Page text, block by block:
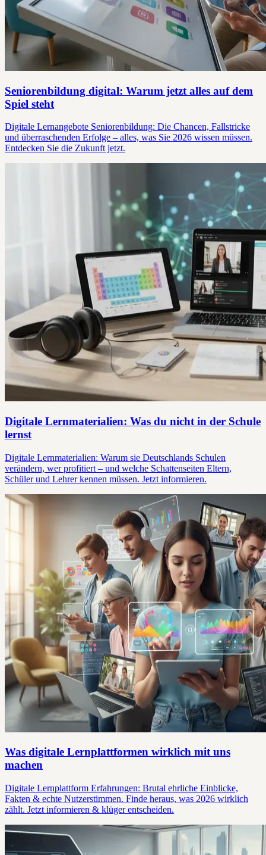
Seniorenbildung digital: Warum jetzt alles auf dem
Spiel steht
Digitale Lernangebote Seniorenbildung: Die Chancen, Fallstricke
und überraschenden Erfolge – alles, was Sie 2026 wissen müssen.
Entdecken Sie die Zukunft jetzt.
Digitale Lernmaterialien: Was du nicht in der Schule
lernst
Digitale Lernmaterialien: Warum sie Deutschlands Schulen
verändern, wer profitiert – und welche Schattenseiten Eltern,
Schüler und Lehrer kennen müssen. Jetzt informieren.
Was digitale Lernplattformen wirklich mit uns
machen
Digitale Lernplattform Erfahrungen: Brutal ehrliche Einblicke,
Fakten & echte Nutzerstimmen. Finde heraus, was 2026 wirklich
zählt. Jetzt informieren & klüger entscheiden.